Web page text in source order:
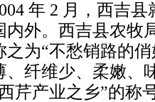
年 2 月，西吉
内外。西吉县农牧
之为“不愁销路的
、纤维少、柔嫩、
芹产业之乡”的称